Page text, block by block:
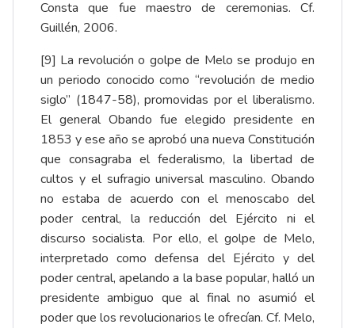
Consta que fue maestro de ceremonias. Cf.
Guillén, 2006.
[9] La revolución o golpe de Melo se produjo en
un periodo conocido como “revolución de medio
siglo” (1847-58), promovidas por el liberalismo.
El general Obando fue elegido presidente en
1853 y ese año se aprobó una nueva Constitución
que consagraba el federalismo, la libertad de
cultos y el sufragio universal masculino. Obando
no estaba de acuerdo con el menoscabo del
poder central, la reducción del Ejército ni el
discurso socialista. Por ello, el golpe de Melo,
interpretado como defensa del Ejército y del
poder central, apelando a la base popular, halló un
presidente ambiguo que al final no asumió el
poder que los revolucionarios le ofrecían. Cf. Melo,